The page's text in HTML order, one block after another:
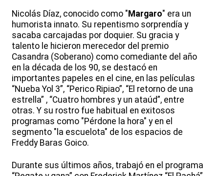
Nicolás Díaz, conocido como " Margaro" era un
humorista innato. Su repentismo sorprendía y
sacaba carcajadas por doquier. Su gracia y
talento le hicieron merecedor del premio
Casandra (Soberano) como comediante del año
en la década de los 90, se destacó en
importantes papeles en el cine, en las películas
“Nueba Yol 3”, “Perico Ripiao”, “El retorno de una
estrella” , “Cuatro hombres y un ataúd”, entre
otras. Y su rostro fue habitual en exitosos
programas como "Pérdone la hora" y en el
segmento "la escuelota" de los espacios de
Freddy Baras Goico.
Durante sus últimos años, trabajó en el programa